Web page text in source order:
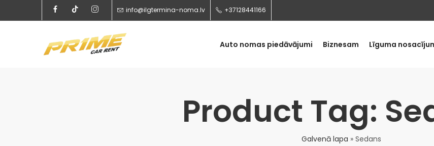
info@ilgtermina-noma.lv +37128441166
Auto nomas piedāvājumi Biznesam Līguma
Product Tag:
Galvenā lapa » Sedans